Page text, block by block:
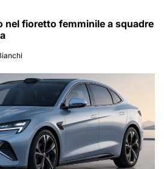
nel fioretto femminile a squadre